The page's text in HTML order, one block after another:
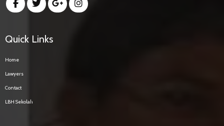
Quick Links
Home
Lawyers
Contact
LBH Sekolah